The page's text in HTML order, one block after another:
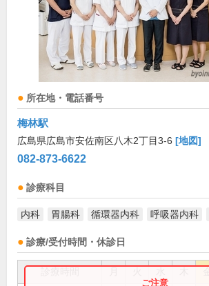
所在地・電話番号
梅林駅
広島県広島市安佐南区八木2丁目3-6 [地図]
082-873-6622
診療科目
内科 胃腸科 循環器内科 呼吸器内科
診療/受付時間・休診日